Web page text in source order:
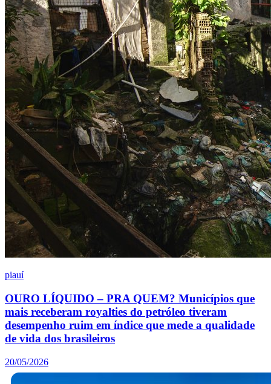
piauí
OURO LÍQUIDO – PRA QUEM? Municípios que
mais receberam royalties do petróleo tiveram
desempenho ruim em índice que mede a qualidade
de vida dos brasileiros
20/05/2026